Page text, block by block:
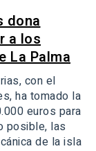
dona
a los
La Palma
con el
ha tomado la
euros para
posible, las
de la isla